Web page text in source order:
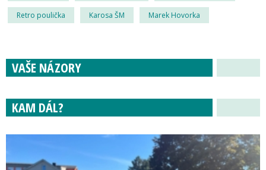
Retro poulička Karosa ŠM Marek Hovorka
VAŠE NÁZORY
KAM DÁL?